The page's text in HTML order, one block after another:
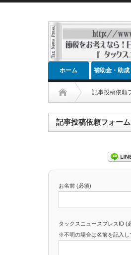
ホーム 補助金・助成
金
記事投稿依頼
記事投稿依頼フォーム
お名前 (必須)
タックスニュースプレスID (
※不明の場合は名前を記入し